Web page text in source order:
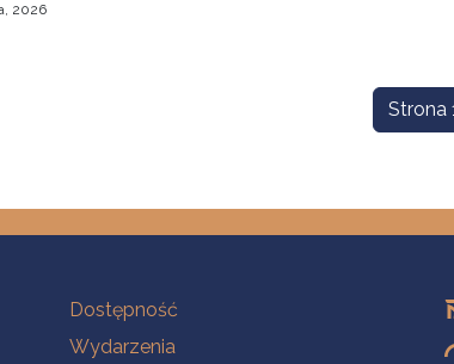
2026
Strona
Na skróty
Dostępność
Wydarzenia